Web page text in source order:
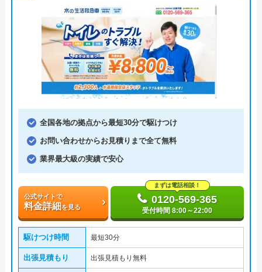
全国各地の拠点から最短30分で駆けつけ
お問い合わせからお見積りまで全て無料
業界最大級の実績で安心
公式サイトで
料金詳細を見る
まずは電話相談！
0120-569-365
受付時間 8:00～22:00
駆けつけ時間 最短30分
出張見積もり 出張見積もり無料